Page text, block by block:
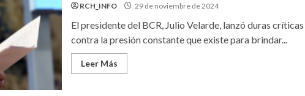
RCH_INFO 29 de noviembre de 2024
El presidente del BCR, Julio Velarde, lanzó duras críticas
contra la presión constante que existe para brindar...
Leer Más